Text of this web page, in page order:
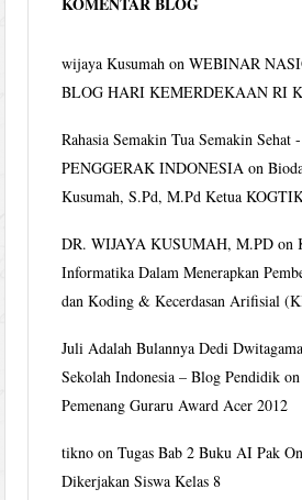
wijaya Kusumah onWEBINAR
BLOG HARI KEMERDEKAAN RI
Rahasia Semakin Tua Semakin Sehat
PENGGERAK INDONESIA on
Kusumah, S.Pd, M.Pd Ketua
DR. WIJAYA KUSUMAH, M.PD on
Informatika Dalam Menerapkan
dan Koding & Kecerdasan Arifisial
Juli Adalah Bulannya Dedi
Sekolah Indonesia – Blog Pendidik
Pemenang Guraru Award Acer 2012
tikno onTugas Bab 2 Buku AI Pak
Dikerjakan Siswa Kelas 8